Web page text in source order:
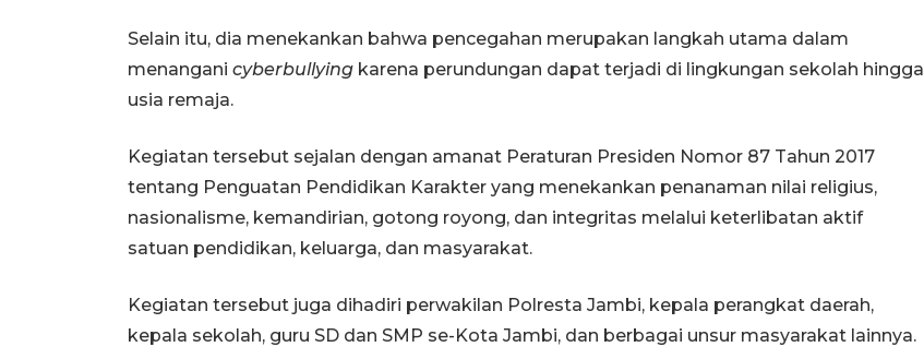
Selain itu, dia menekankan bahwa pencegahan merupakan langkah utama dalam
menangani cyberbullying karena perundungan dapat terjadi di lingkungan sekolah hingga
usia remaja.
Kegiatan tersebut sejalan dengan amanat Peraturan Presiden Nomor 87 Tahun 2017
tentang Penguatan Pendidikan Karakter yang menekankan penanaman nilai religius,
nasionalisme, kemandirian, gotong royong, dan integritas melalui keterlibatan aktif
satuan pendidikan, keluarga, dan masyarakat.
Kegiatan tersebut juga dihadiri perwakilan Polresta Jambi, kepala perangkat daerah,
kepala sekolah, guru SD dan SMP se-Kota Jambi, dan berbagai unsur masyarakat lainnya.
Batang Tembesi di Jambi
3 Agustus 2026 10:57